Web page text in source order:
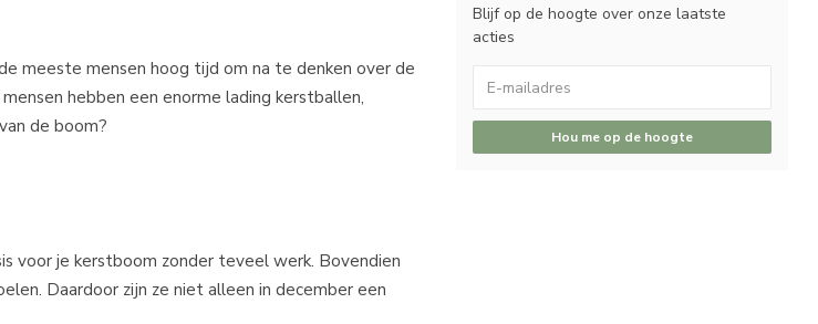
meeste mensen hoog tijd om na te denken over de
hebben een enorme lading kerstballen,
de boom?
voor je kerstboom zonder teveel werk. Bovendien
Daardoor zijn ze niet alleen in december een
Blijf op de hoogte over onze laatste
acties
Hou me op de hoogte